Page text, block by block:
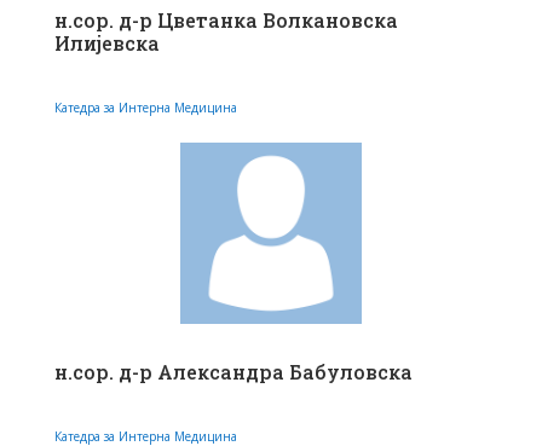
н.сор. д-р Цветанка Волкановска
Илијевска
Катедра за Интерна Медицина
н.сор. д-р Александра Бабуловска
Катедра за Интерна Медицина